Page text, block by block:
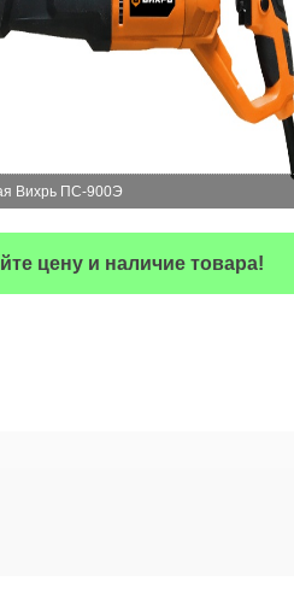
Вихрь ПС-900Э
цену и наличие товара!